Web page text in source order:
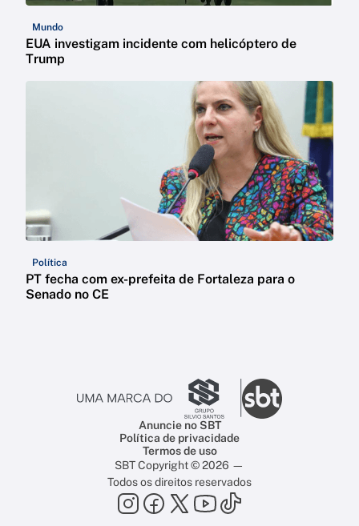
Mundo
EUA investigam incidente com helicóptero de
Trump
Política
PT fecha com ex-prefeita de Fortaleza para o
Senado no CE
Anuncie no SBT
Política de privacidade
Termos de uso
SBT Copyright © 2026 —
Todos os direitos reservados